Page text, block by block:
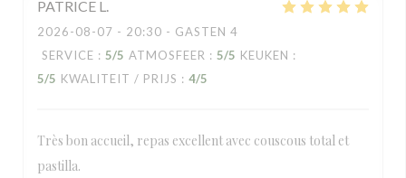
PATRICE L
2026-08-07 - 20:30 - GASTEN 4
SERVICE : 5/5 ATMOSFEER : 5/5 KEUKEN :
5/5 KWALITEIT / PRIJS : 4/5
Très bon accueil, repas excellent avec couscous total et
pastilla.